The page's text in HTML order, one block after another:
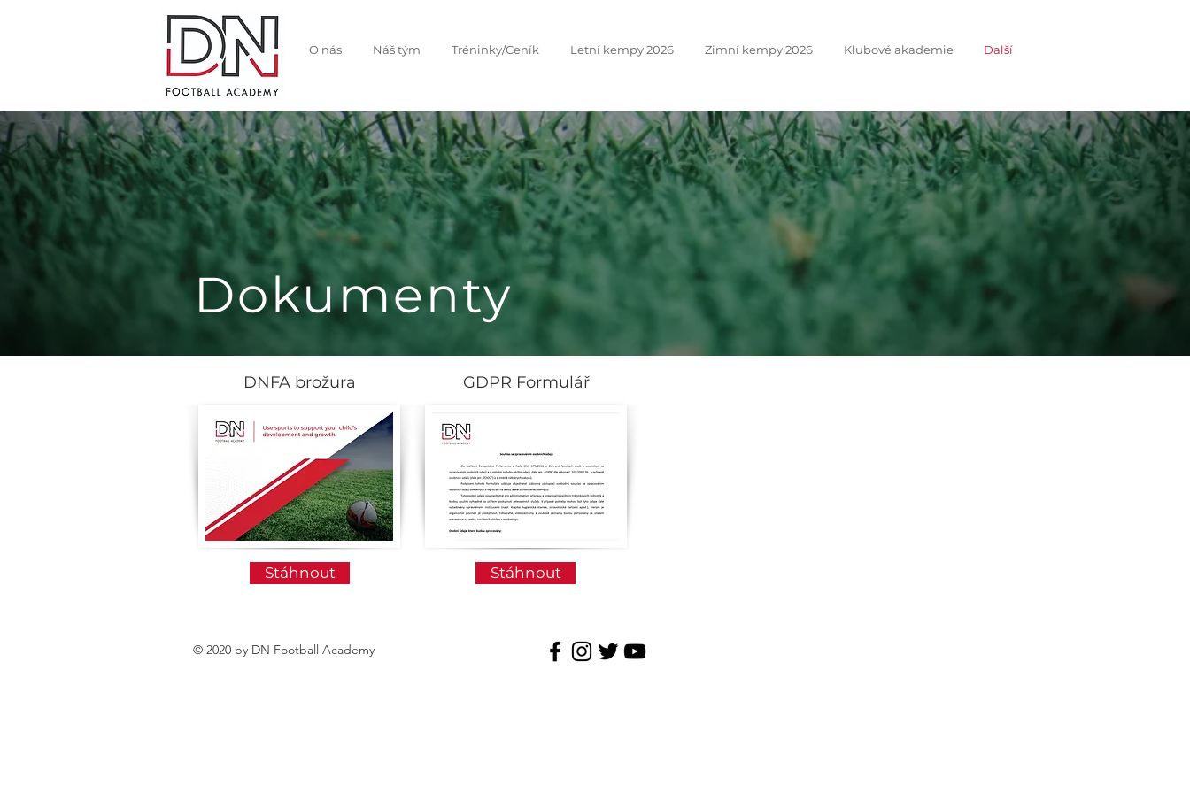
O nás Náš tým Tréninky/Ceník Letní kempy 2026 Zimní kempy 2026 Klubové akademie Další
Dokumenty
DNFA brožura
Stáhnout
GDPR Formulář
Stáhnout
© 2020 by DN Football Academy